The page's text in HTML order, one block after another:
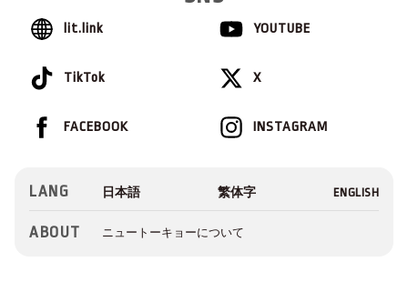
lit.link YOUTUBE
TikTok X
INSTAGRAM
FACEBOOK
LANG
ABOUT ニュートーキョーについて